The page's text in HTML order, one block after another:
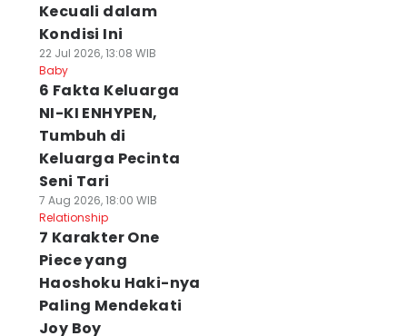
Kecuali dalam
Kondisi Ini
22 Jul 2026, 13:08 WIB
Baby
6 Fakta Keluarga
NI-KI ENHYPEN,
Tumbuh di
Keluarga Pecinta
Seni Tari
7 Aug 2026, 18:00 WIB
Relationship
7 Karakter One
Piece yang
Haoshoku Haki-nya
Paling Mendekati
Joy Boy